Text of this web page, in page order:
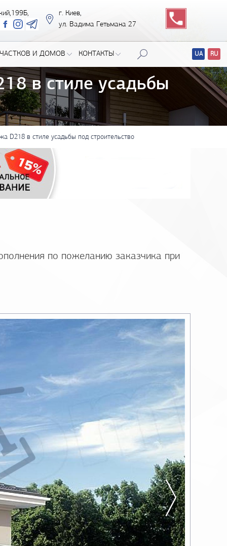
г. Киев,
ул. Вадима Гетьмана 27
И ДОМОВ КОНТАКТЫ
в стиле усадьбы
D218 в стиле усадьбы под строительство
по пожеланию заказчика при
Перевод
сайтов
UA RU